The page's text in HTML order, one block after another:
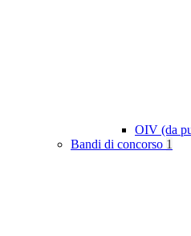
OIV (da
Bandi di concorso 1